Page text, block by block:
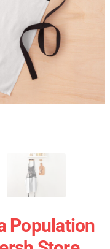
Population